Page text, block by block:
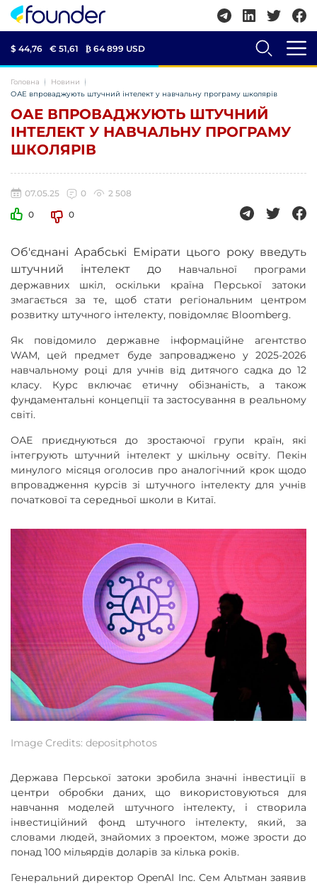
$ 44,76 € 51,61 ₿ 64 899 USD
Головна
Новини
ОАЕ впроваджують штучний інтелект у навчальну програму школярів
ОАЕ ВПРОВАДЖУЮТЬ ШТУЧНИЙ
ІНТЕЛЕКТ У НАВЧАЛЬНУ ПРОГРАМУ
ШКОЛЯРІВ
07.05.25 0
2 508
0
0
Об'єднані Арабські Емірати цього року введуть
штучний інтелект до навчальної програми
державних шкіл, оскільки країна Перської затоки
змагається за те, щоб стати регіональним центром
розвитку штучного інтелекту, повідомляє Bloomberg.
Як повідомило державне інформаційне агентство
WAM, цей предмет буде запроваджено у 2025-2026
навчальному році для учнів від дитячого садка до 12
класу. Курс включає етичну обізнаність, а також
фундаментальні концепції та застосування в реальному
світі.
ОАЕ приєднуються до зростаючої групи країн, які
інтегрують штучний інтелект у шкільну освіту. Пекін
минулого місяця оголосив про аналогічний крок щодо
впровадження курсів зі штучного інтелекту для учнів
початкової та середньої школи в Китаї.
Image Credits: depositphotos
Держава Перської затоки зробила значні інвестиції в
центри обробки даних, що використовуються для
навчання моделей штучного інтелекту, і створила
інвестиційний фонд штучного інтелекту, який, за
словами людей, знайомих з проектом, може зрости до
понад 100 мільярдів доларів за кілька років.
Генеральний директор OpenAI Inc. Сем Альтман заявив